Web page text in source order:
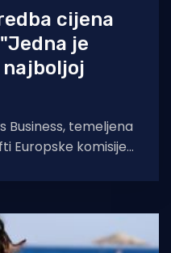
cijena
je
Business, temeljena
Europske komisije,